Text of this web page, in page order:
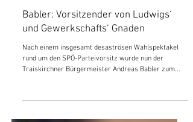
14. Juni 2023
Babler: Vorsitzender von Ludwigs‘
und Gewerkschafts‘ Gnaden
rund um den SPÖ-Parteivorsitz wurde nun der